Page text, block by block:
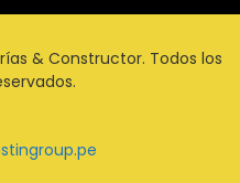
& Constructor. Todos los